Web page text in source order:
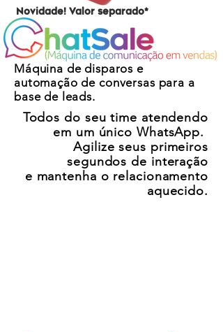
Novidade! Valor separado*
Máquina de disparos e
automação de conversas para a
base de leads.
Todos do seu time atendendo
em um único WhatsApp.
Agilize seus primeiros
segundos de interação
e mantenha o relacionamento
aquecido.